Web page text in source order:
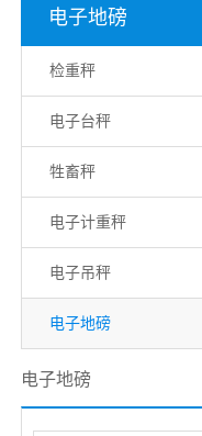
电子地磅
检重秤
电子台秤
牲畜秤
电子计重秤
电子吊秤
电子地磅
电子地磅